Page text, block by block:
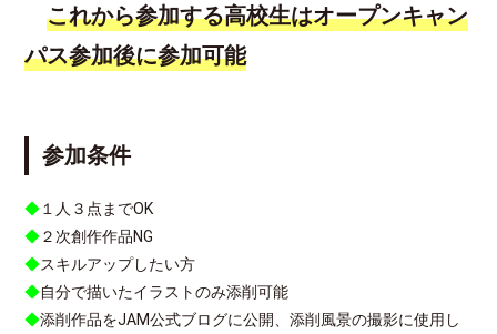
これから参加する高校生はオープンキャン
パス参加後に参加可能
参加条件
◆１人３点までOK
◆２次創作作品NG
◆スキルアップしたい方
◆自分で描いたイラストのみ添削可能
◆添削作品をJAM公式ブログに公開、添削風景の撮影に使用し